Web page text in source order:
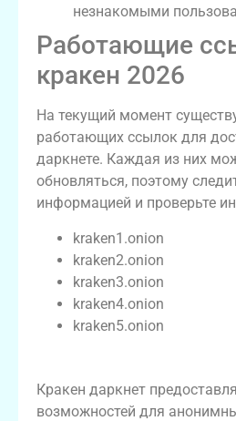
незнакомыми
Работающие
кракен 2026
На текущий момент
работающих ссылок для
даркнете. Каждая из них
обновляться, поэтому
информацией и проверьте
kraken1.onion
kraken2.onion
kraken3.onion
kraken4.onion
kraken5.onion
Кракен даркнет
возможностей для